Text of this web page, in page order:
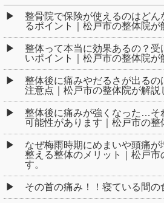
整骨院で保険が使えるのはどん
るポイント｜松戸市の整体院が
整体って本当に効果あるの？受
いポイント｜松戸市の整体院が
整体後に痛みやだるさが出るの
注意点｜松戸市の整体院が解説
整体後に痛みが強くなった…そ
可能性があります｜松戸市の整
なぜ梅雨時期にめまいや頭痛
整える整体のメリット｜松戸市
す。
その首の痛み！！寝ている間の